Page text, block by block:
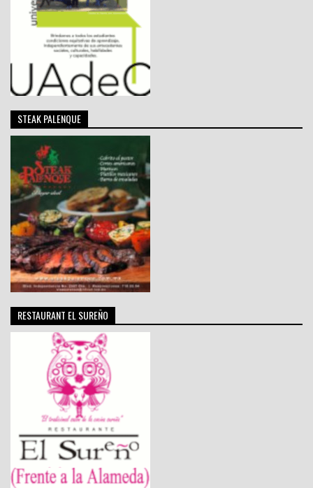
STEAK PALENQUE
RESTAURANT EL SUREÑO